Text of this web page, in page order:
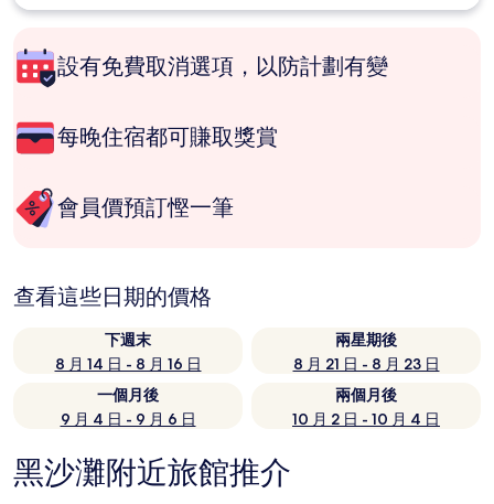
設有免費取消選項，以防計劃有變
每晚住宿都可賺取獎賞
會員價預訂慳一筆
查看這些日期的價格
下週末
8 月 14 日 - 8 月 16 日
兩星期後
8 月 21 日 - 8 月 23 日
一個月後
9 月 4 日 - 9 月 6 日
兩個月後
10 月 2 日 - 10 月 4 日
黑沙灘附近旅館推介